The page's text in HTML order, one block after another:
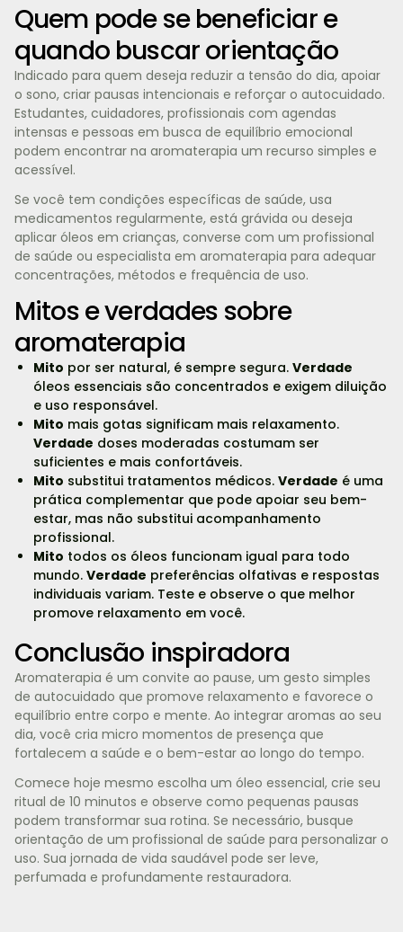
Quem pode se beneficiar e
quando buscar orientação
Indicado para quem deseja reduzir a tensão do dia, apoiar
o sono, criar pausas intencionais e reforçar o autocuidado.
Estudantes, cuidadores, profissionais com agendas
intensas e pessoas em busca de equilíbrio emocional
podem encontrar na aromaterapia um recurso simples e
acessível.
Se você tem condições específicas de saúde, usa
medicamentos regularmente, está grávida ou deseja
aplicar óleos em crianças, converse com um profissional
de saúde ou especialista em aromaterapia para adequar
concentrações, métodos e frequência de uso.
Mitos e verdades sobre
aromaterapia
Mito por ser natural, é sempre segura. Verdade
óleos essenciais são concentrados e exigem diluição
e uso responsável.
Mito mais gotas significam mais relaxamento.
Verdade doses moderadas costumam ser
suficientes e mais confortáveis.
Mito substitui tratamentos médicos. Verdade é uma
prática complementar que pode apoiar seu bem-
estar, mas não substitui acompanhamento
profissional.
Mito todos os óleos funcionam igual para todo
mundo. Verdade preferências olfativas e respostas
individuais variam. Teste e observe o que melhor
promove relaxamento em você.
Conclusão inspiradora
Aromaterapia é um convite ao pause, um gesto simples
de autocuidado que promove relaxamento e favorece o
equilíbrio entre corpo e mente. Ao integrar aromas ao seu
dia, você cria micro momentos de presença que
fortalecem a saúde e o bem-estar ao longo do tempo.
Comece hoje mesmo escolha um óleo essencial, crie seu
ritual de 10 minutos e observe como pequenas pausas
podem transformar sua rotina. Se necessário, busque
orientação de um profissional de saúde para personalizar o
uso. Sua jornada de vida saudável pode ser leve,
perfumada e profundamente restauradora.